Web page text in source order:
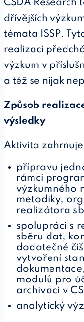
CSDA Research
dřívějších
témata ISSP.
realizaci
výzkum v
a též se nijak
Způsob
výsledky
Aktivita
přípravu
rámci
výzkumného
metodiky,
realizátora
spolupráci s
sběru dat,
dodatečné
vytvoření
modulů pro
archivaci v
analytický